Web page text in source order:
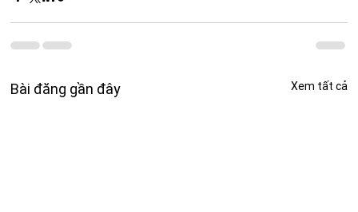
Bài đăng gần đây Xem tất cả